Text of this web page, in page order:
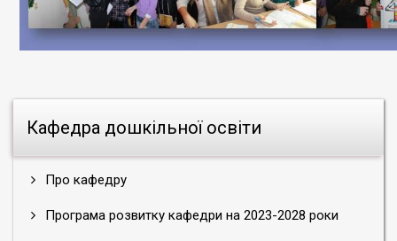
Кафедра дошкільної освіти
Про кафедру
Програма розвитку кафедри на 2023-2028 роки